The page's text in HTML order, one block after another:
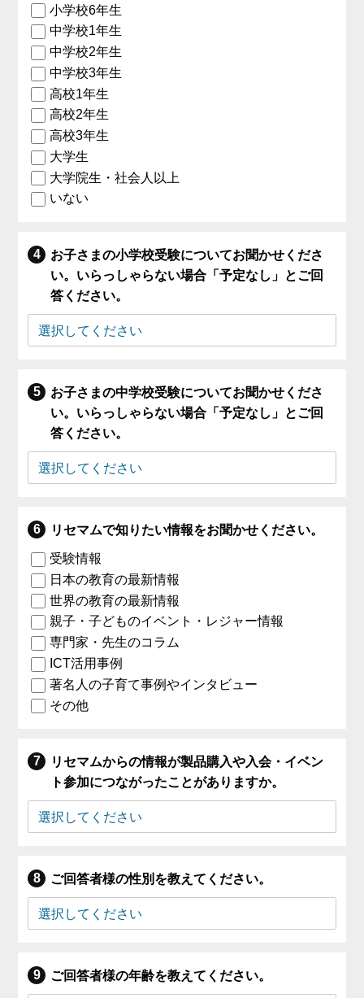
小学校6年生
中学校1年生
中学校2年生
中学校3年生
高校1年生
高校2年生
高校3年生
大学生
大学院生・社会人以上
いない
お子さまの小学校受験についてお聞かせくださ
い。いらっしゃらない場合「予定なし」とご回
答ください。
お子さまの中学校受験についてお聞かせくださ
い。いらっしゃらない場合「予定なし」とご回
答ください。
リセマムで知りたい情報をお聞かせください。
受験情報
日本の教育の最新情報
世界の教育の最新情報
親子・子どものイベント・レジャー情報
専門家・先生のコラム
ICT活用事例
著名人の子育て事例やインタビュー
その他
リセマムからの情報が製品購入や入会・イベン
ト参加につながったことがありますか。
ご回答者様の性別を教えてください。
ご回答者様の年齢を教えてください。